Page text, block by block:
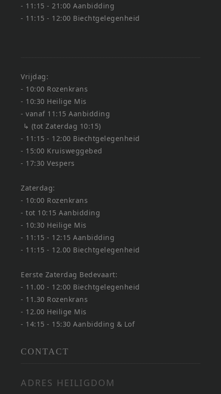
- 11:15 - 21:00 Aanbidding
- 11:15 - 12:00 Biechtgelegenheid
Vrijdag:
- 10:00 Rozenkrans
- 10:30 Heilige Mis
- vanaf 11:15 Aanbidding
↳ (tot Zaterdag 10:15)
- 11:15 - 12:00 Biechtgelegenheid
- 15:00 Kruisweggebed
- 17:30 Vespers
Zaterdag:
- 10:00 Rozenkrans
- tot 10:15 Aanbidding
- 10:30 Heilige Mis
- 11:15 - 12:15 Aanbidding
- 11:15 - 12.00 Biechtgelegenheid
Eerste Zaterdag Bedevaart:
- 11.00 - 12:00 Biechtgelegenheid
- 11.30 Rozenkrans
- 12.00 Heilige Mis
- 14:15 - 15:30 Aanbidding & Lof
CONTACT
ADRES HEILIGDOM